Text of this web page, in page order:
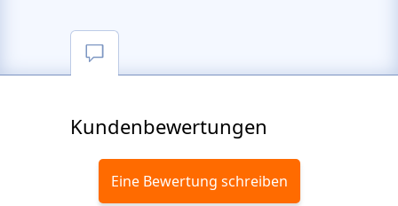
Kundenbewertungen
Eine Bewertung schreiben